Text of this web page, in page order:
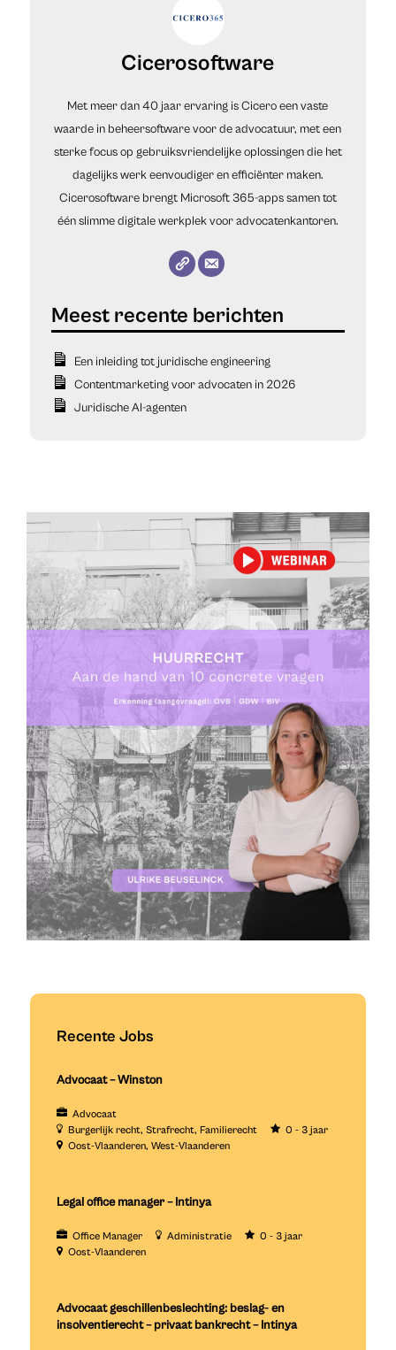
Cicerosoftware
Met meer dan 40 jaar ervaring is Cicero een vaste
waarde in beheersoftware voor de advocatuur, met een
sterke focus op gebruiksvriendelijke oplossingen die het
dagelijks werk eenvoudiger en efficiënter maken.
Cicerosoftware brengt Microsoft 365-apps samen tot
één slimme digitale werkplek voor advocatenkantoren.
Een inleiding tot juridische engineering
Contentmarketing voor advocaten in 2026
Juridische AI-agenten
Recente Jobs
Advocaat – Winston
Advocaat
Burgerlijk recht Strafrecht Familierecht
0 - 3 jaar
Oost-Vlaanderen West-Vlaanderen
Legal office manager – Intinya
Office Manager Administratie
0 - 3 jaar
Oost-Vlaanderen
Advocaat geschillenbeslechting: beslag- en
insolventierecht – privaat bankrecht – Intinya